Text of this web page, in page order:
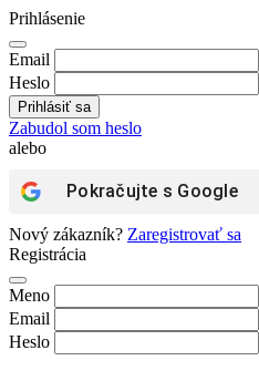
Prihlásenie
Email
Heslo
Zabudol som heslo
alebo
Pokračujte s Google
Nový zákazník? Zaregistrovať sa
Registrácia
Meno
Email
Heslo